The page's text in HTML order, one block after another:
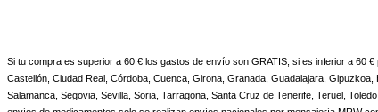
Si tu compra es superior a 60 € los gastos de envío son GRATIS, si es inferior a 60
Castellón, Ciudad Real, Córdoba, Cuenca, Girona, Granada, Guadalajara,
Salamanca, Segovia, Sevilla, Soria, Tarragona, Santa Cruz de Tenerife, Teruel,